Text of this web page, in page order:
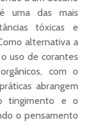
uma das mais
tóxicas e
alternativa a
uso de corantes
com o
abrangem
tingimento e o
o pensamento